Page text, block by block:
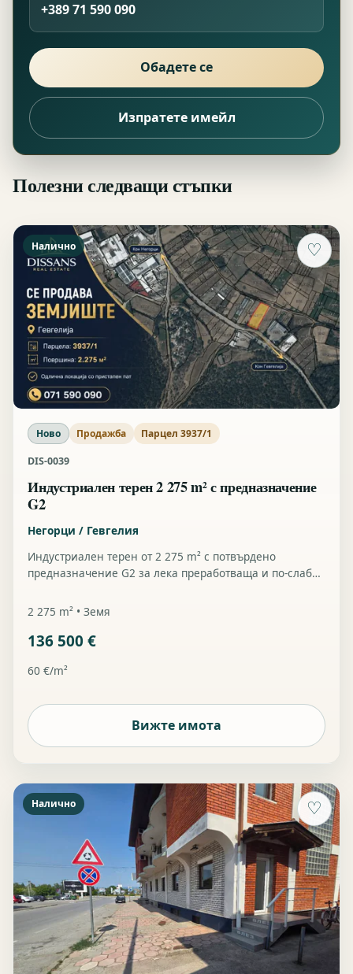
+389 71 590 090
Обадете се
Изпратете имейл
Полезни следващи стъпки
♡
Налично
Ново Продажба Парцел 3937/1
DIS-0039
Индустриален терен 2 275 m² с предназначение
G2
Негорци / Гевгелия
Индустриален терен от 2 275 m² с потвърдено
предназначение G2 за лека преработваща и по-слабо
инфраструктура за вода и ток в имота.
2 275 m² • Земя
136 500 €
60 €/m²
Вижте имота
♡
Налично